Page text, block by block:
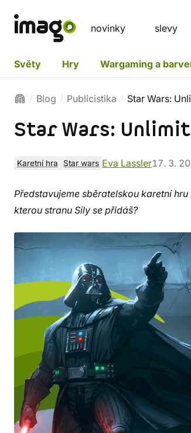
novinky slevy
Světy Hry Wargaming a
Blog Publicistika Star Wars:
Star Wars:
Karetní hra Star wars Eva Lassler17. 3.
Představujeme sběratelskou karetní
kterou stranu Síly se přidáš?